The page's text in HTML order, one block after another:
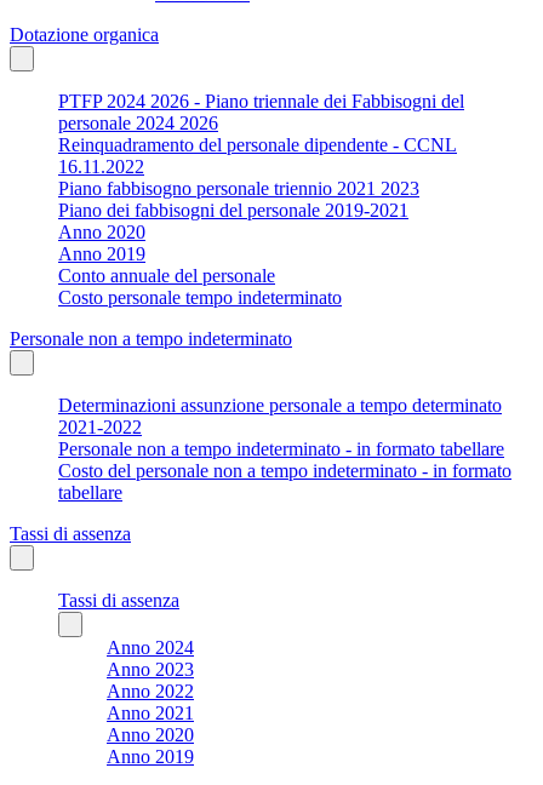
Dotazione organica
PTFP 2024 2026 - Piano triennale dei Fabbisogni del
personale 2024 2026
Reinquadramento del personale dipendente - CCNL
16.11.2022
Piano fabbisogno personale triennio 2021 2023
Piano dei fabbisogni del personale 2019-2021
Anno 2020
Anno 2019
Conto annuale del personale
Costo personale tempo indeterminato
Personale non a tempo indeterminato
Determinazioni assunzione personale a tempo determinato
2021-2022
Personale non a tempo indeterminato - in formato tabellare
Costo del personale non a tempo indeterminato - in formato
tabellare
Tassi di assenza
Tassi di assenza
Anno 2024
Anno 2023
Anno 2022
Anno 2021
Anno 2020
Anno 2019